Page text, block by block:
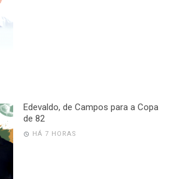
Edevaldo, de Campos para a Copa
de 82
HÁ 7 HORAS